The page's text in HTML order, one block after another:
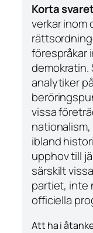
Korta
verkar inom
förespråkar
demokratin.
analytiker på
vissa
ibland
upphov till
särskilt
partiet, inte
officiella
Att ha i